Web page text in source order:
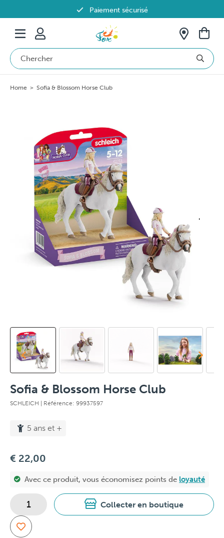
Paiement sécurisé
Livraison offerte dès 69€ en Belgique
Home > Sofia & Blossom Horse Club
Sofia & Blossom Horse Club
SCHLEICH | Référence: 99937597
5 ans et +
€ 22,00
Avec ce produit, vous économisez points de loyauté
Collecter en boutique